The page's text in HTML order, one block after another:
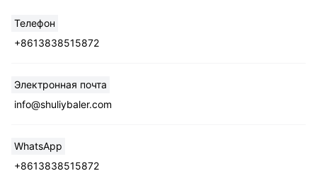
Телефон
+8613838515872
Электронная почта
info@shuliybaler.com
WhatsApp
+8613838515872